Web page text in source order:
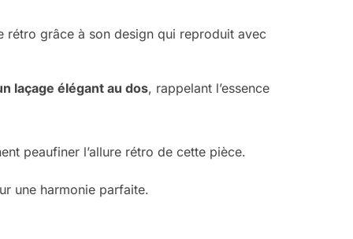
grâce à son design qui reproduit avec
laçage élégant au dos, rappelant l’essence
peaufiner l’allure rétro de cette pièce.
une harmonie parfaite.